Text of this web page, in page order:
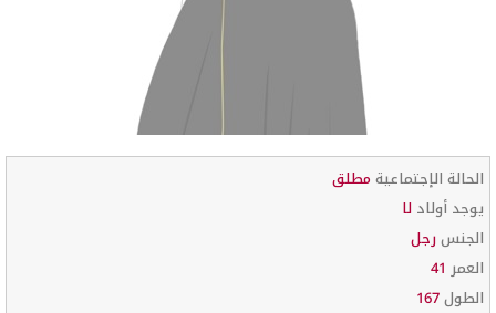
الحالة الإجتماعية مطلق
يوجد أولاد لا
الجنسرجل
العمر 41
الطول167